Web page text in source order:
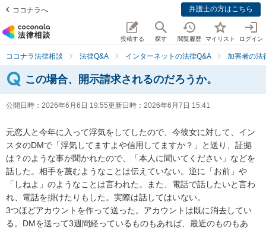
ココナラへ 弁護士の方はこちら
投稿する 探す 閲覧履歴 マイリスト ログイン
ココナラ法律相談 法律Q&A インターネットの法律Q&A 加害者の法
この場合、開示請求されるのだろうか。
公開日時： 2026年6月6日 19:55更新日時： 2026年6月7日 15:41
元恋人と今年に入って浮気をしてしたので、今彼女に対して、イン
スタのDMで「浮気してますよや信用してますか？」と送り、証拠
は？のような事が聞かれたので、「本人に聞いてください」などを
話した。相手を蔑むようなことは伝えていない。逆に「お前」や
「しねよ」のようなことは言われた。また、電話で話したいと言わ
れ、電話を掛けたりもした。実際は話してはいない。
3つほどアカウントを作って送った。アカウントは既に消去してい
る。DMを送って3週間経っているものもあれば、最近のものもあ